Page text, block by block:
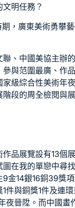
明任務？
期，廣東美術勇攀
聯、中國美協主辦
與范圍最廣、作
級綜合性美術年
段的周全檢閱與
品展覽設有13個
圖在我的單戀中尋
金14銀16銅39獎項
件與銅獎1件及連
夜晉陞。而中國畫